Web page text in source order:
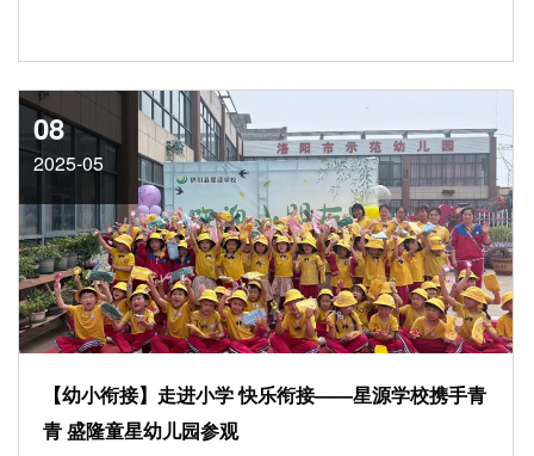
08
2025-05
【幼小衔接】走进小学 快乐衔接——星源学校携手青
青 盛隆童星幼儿园参观